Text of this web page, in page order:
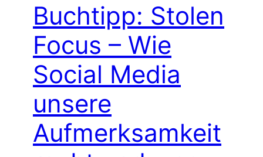
Buchtipp: Stolen
Focus – Wie
Social Media
unsere
Aufmerksamkeit